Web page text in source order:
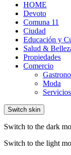
HOME
Devoto
Comuna 11
Ciudad
Educación y
Salud &
Propiedades
Comercio
Moda
Servicios
Switch skin
Switch to the dark
Switch to the light